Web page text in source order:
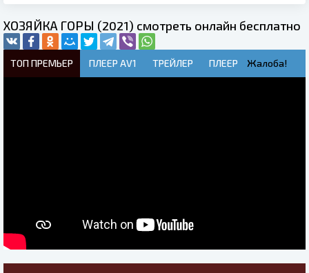
ХОЗЯЙКА ГОРЫ (2021) смотреть онлайн бесплатно
ТОП ПРЕМЬЕР ПЛЕЕР AV1 ТРЕЙЛЕР ПЛЕЕР Жалоба!